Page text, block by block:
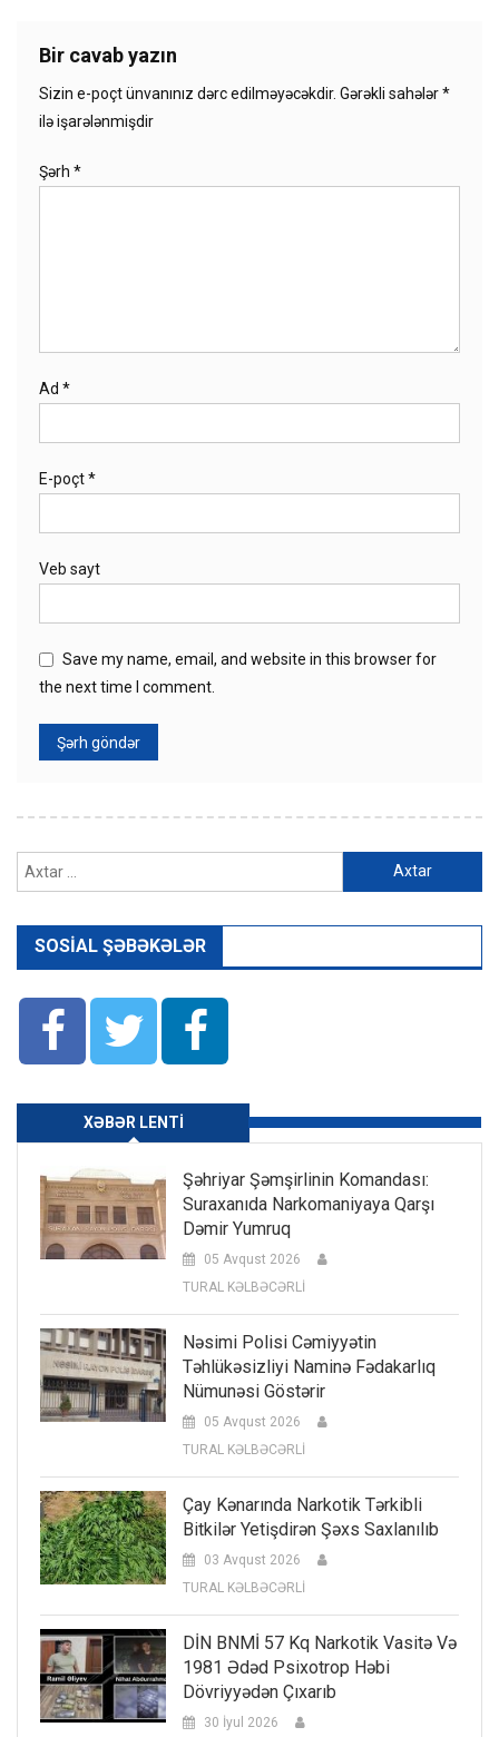
Bir cavab yazın
Sizin e-poçt ünvanınız dərc edilməyəcəkdir. Gərəkli sahələr*
ilə işarələnmişdir
Şərh *
Ad *
E-poçt*
Veb sayt
Save my name, email, and website in this browser for
the next time I comment.
SOSIAL ŞƏBƏKƏLƏR
XƏBƏR LENTI
Şəhriyar Şəmşirlinin Komandası:
Suraxanıda Narkomaniyaya Qarşı
Dəmir Yumruq
05 Avqust 2026
TURAL KƏLBƏCƏRLİ
Nəsimi Polisi Cəmiyyətin
Təhlükəsizliyi Naminə Fədakarlıq
Nümunəsi Göstərir
05 Avqust 2026
TURAL KƏLBƏCƏRLİ
Çay Kənarında Narkotik Tərkibli
Bitkilər Yetişdirən Şəxs Saxlanılıb
03 Avqust 2026
TURAL KƏLBƏCƏRLİ
DİN BNMİ 57 Kq Narkotik Vasitə Və
1981 Ədəd Psixotrop Həbi
Dövriyyədən Çıxarıb
30 İyul 2026